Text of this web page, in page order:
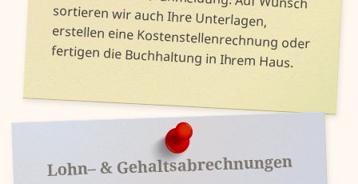
fertigen die Buch­haltung in Ihrem Haus.
Lohn– & Gehalts­abrechnungen